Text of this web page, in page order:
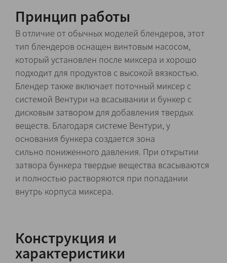
Принцип работы
В отличие от обычных моделей блендеров, этот
тип блендеров оснащен винтовым насосом,
который установлен после миксера и хорошо
подходит для продуктов с высокой вязкостью.
Блендер также включает поточный миксер с
системой Вентури на всасывании и бункер с
дисковым затвором для добавления твердых
веществ. Благодаря системе Вентури, у
основания бункера создается зона
сильно пониженного давления. При открытии
затвора бункера твердые вещества всасываются
и полностью растворяются при попадании
внутрь корпуса миксера.
Конструкция и
характеристики